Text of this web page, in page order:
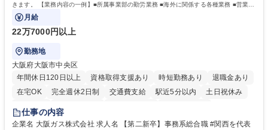
きます。 【業務内容の一例】■所属事業部の勤労業務 ■海外に関係する各種業務 ■営業部
門の企画スタッフ、ルート営業
月給
22万7000円以上
勤務地
大阪府大阪市中央区
年間休日120日以上
資格取得支援あり 時短勤務あり
退職金あり
在宅OK
完全週休2日制 交通費支給 駅近5分以内
土日祝休み
服装自由
第二新卒歓迎
仕事の内容
企業名 大阪ガス株式会社 求人名 【第二新卒】事務系総合職 #関西を代表